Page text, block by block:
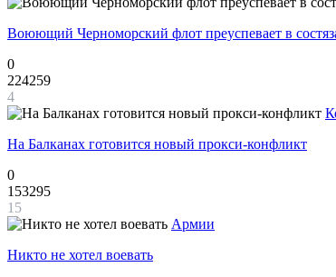
Воюющий Черноморский флот преуспевает в
0
224259
4
На Балканах готовится новый прокси-конфликт
0
153295
15
Армии
Никто не хотел воевать